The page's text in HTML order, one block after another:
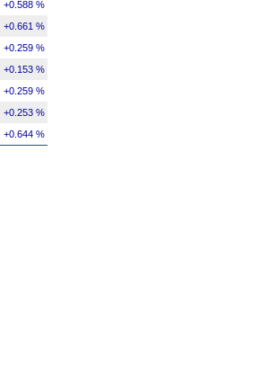
+0.588 %
+0.661 %
+0.259 %
+0.153 %
+0.259 %
+0.253 %
+0.644 %